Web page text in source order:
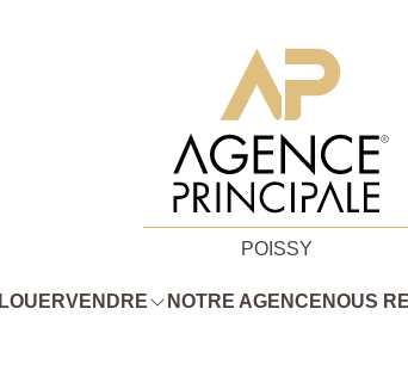
POISSY
LOUERVENDRE NOTRE AGENCE NOUS